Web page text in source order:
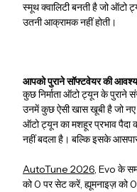
स्मूथ क्वालिटी बनती है जो ऑटो
उतनी आक्रामक नहीं होती।
आपको पुराने सॉफ्टवेयर की
कुछ निर्माता ऑटो ट्यून के पुराने
उनमें कुछ ऐसी खास खूबी है जो
ऑटो ट्यून का मशहूर प्रभाव पैदा
नहीं बदला है। बल्कि इसके
AutoTune 2026, Evo के
को 0 पर सेट करें, ह्यूमनाइज़ को